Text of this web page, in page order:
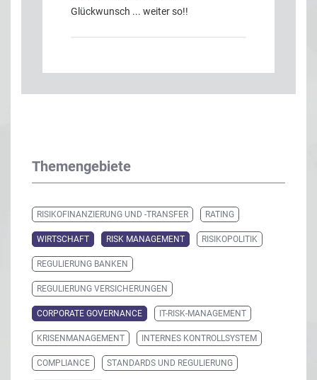
Glückwunsch ... weiter so!!
Themengebiete
RISIKOFINANZIERUNG UND -TRANSFER RATING
WIRTSCHAFT RISK MANAGEMENT RISIKOPOLITIK
REGULIERUNG BANKEN
REGULIERUNG VERSICHERUNGEN
CORPORATE GOVERNANCE IT-RISK-MANAGEMENT
KRISENMANAGEMENT INTERNES KONTROLLSYSTEM
COMPLIANCE STANDARDS UND REGULIERUNG